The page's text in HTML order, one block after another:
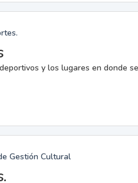
y los lugares en donde
Gestión Cultural